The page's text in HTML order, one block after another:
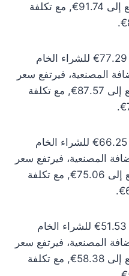
الشراء إلى 89.07€ وسعر البيع إلى 91.74€, مع تكلفة
سعر الذهب عيار 21 اليوم يبلغ 77.29€ للشراء الخام
إضافة المصنعية، فيرتفع سعر
الشراء إلى 85.02€ وسعر البيع إلى 87.57€, مع تكلفة
سعر الذهب عيار 18 اليوم يبلغ 66.25€ للشراء الخام
إضافة المصنعية، فيرتفع سعر
الشراء إلى 72.87€ وسعر البيع إلى 75.06€, مع تكلفة
سعر الذهب عيار 14 اليوم يبلغ 51.53€ للشراء الخام
إضافة المصنعية، فيرتفع سعر
الشراء إلى 56.68€ وسعر البيع إلى 58.38€, مع تكلفة